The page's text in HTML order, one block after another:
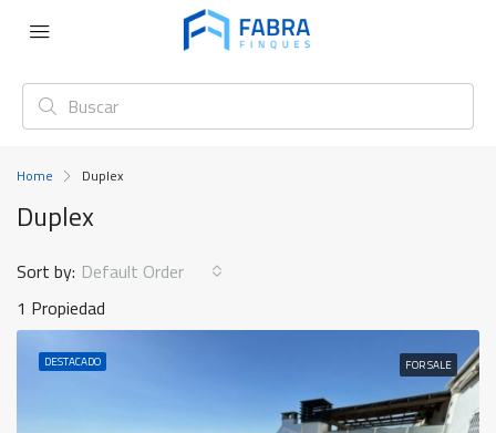
Home Duplex
Duplex
1 Propiedad
Sort by: Default Order
DESTACADO FOR SALE